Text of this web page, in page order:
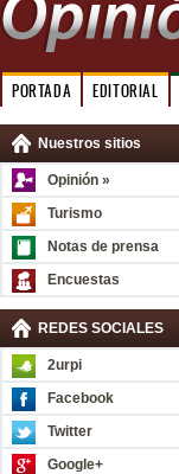
PORTADA EDITORIAL
Nuestros sitios
Opinión »
Turismo
Notas de prensa
Encuestas
REDES SOCIALES
2urpi
Facebook
Twitter
Google+